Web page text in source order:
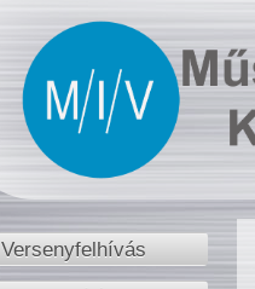
Versenyfelhívás